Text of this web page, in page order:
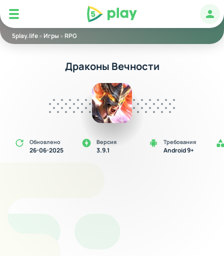
5play
5play.life» Игры » RPG
Драконы Вечности
Обновлено
26-06-2025
Версия
3.9.1
Требования
Android 9+